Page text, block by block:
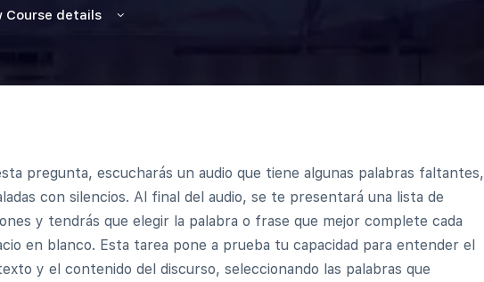
Course details
pregunta, escucharás un audio que tiene algunas palabras faltantes,
con silencios. Al final del audio, se te presentará una lista de
y tendrás que elegir la palabra o frase que mejor complete cada
en blanco. Esta tarea pone a prueba tu capacidad para entender el
y el contenido del discurso, seleccionando las palabras que